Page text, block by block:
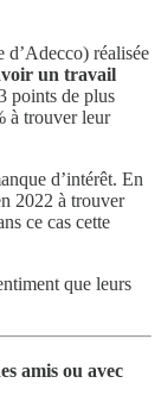
réalisée
un travail
points de plus
à trouver leur
d’intérêt. En
2022 à trouver
ce cas cette
que leurs
amis ou avec